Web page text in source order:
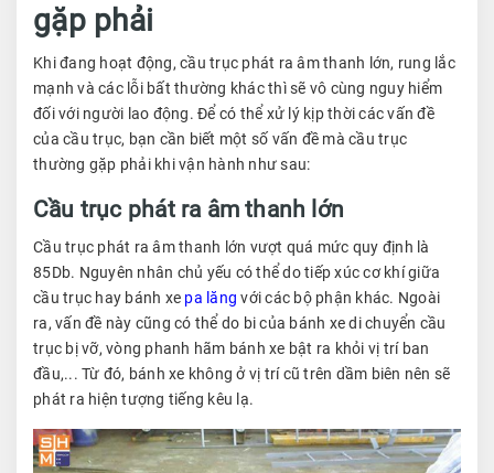
gặp phải
Khi đang hoạt động, cầu trục phát ra âm thanh lớn, rung lắc
mạnh và các lỗi bất thường khác thì sẽ vô cùng nguy hiểm
đối với người lao động. Để có thể xử lý kịp thời các vấn đề
của cầu trục, bạn cần biết một số vấn đề mà cầu trục
thường gặp phải khi vận hành như sau:
Cầu trục phát ra âm thanh lớn
Cầu trục phát ra âm thanh lớn vượt quá mức quy định là
85Db. Nguyên nhân chủ yếu có thể do tiếp xúc cơ khí giữa
cầu trục hay bánh xe pa lăng với các bộ phận khác. Ngoài
ra, vấn đề này cũng có thể do bi của bánh xe di chuyển cầu
trục bị vỡ, vòng phanh hãm bánh xe bật ra khỏi vị trí ban
đầu,... Từ đó, bánh xe không ở vị trí cũ trên dầm biên nên sẽ
phát ra hiện tượng tiếng kêu lạ.